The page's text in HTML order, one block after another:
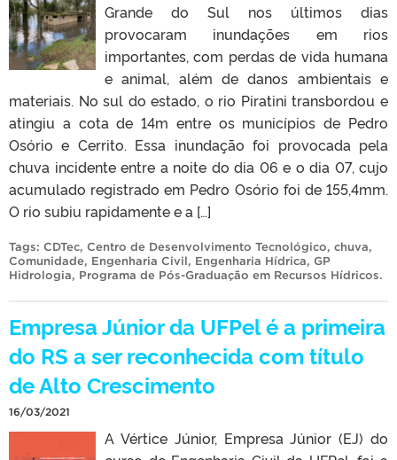
Grande do Sul nos últimos dias
provocaram inundações em rios
importantes, com perdas de vida humana
e animal, além de danos ambientais e
materiais. No sul do estado, o rio Piratini transbordou e
atingiu a cota de 14m entre os municípios de Pedro
Osório e Cerrito. Essa inundação foi provocada pela
chuva incidente entre a noite do dia 06 e o dia 07, cujo
acumulado registrado em Pedro Osório foi de 155,4mm.
O rio subiu rapidamente e a […]
Tags: CDTec, Centro de Desenvolvimento Tecnológico, chuva,
Comunidade, Engenharia Civil, Engenharia Hídrica, GP
Hidrologia, Programa de Pós-Graduação em Recursos Hídricos.
Empresa Júnior da UFPel é a primeira
do RS a ser reconhecida com título
de Alto Crescimento
16/03/2021
A Vértice Júnior, Empresa Júnior (EJ) do